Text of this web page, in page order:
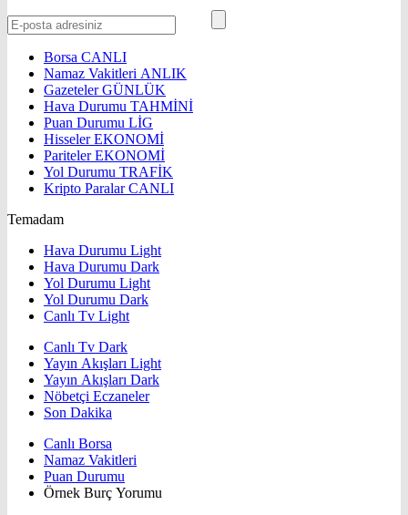
Borsa CANLI
Namaz Vakitleri ANLIK
GazetelerGÜNLÜK
Hava Durumu TAHMİNİ
Puan Durumu LİG
HisselerEKONOMİ
ParitelerEKONOMİ
Yol Durumu TRAFİK
Kripto ParalarCANLI
Temadam
Hava Durumu Light
Hava Durumu Dark
Yol Durumu Light
Yol Durumu Dark
Canlı Tv Light
Canlı Tv Dark
Yayın Akışları Light
Yayın Akışları Dark
Nöbetçi Eczaneler
Son Dakika
Canlı Borsa
Namaz Vakitleri
Puan Durumu
Örnek Burç Yorumu